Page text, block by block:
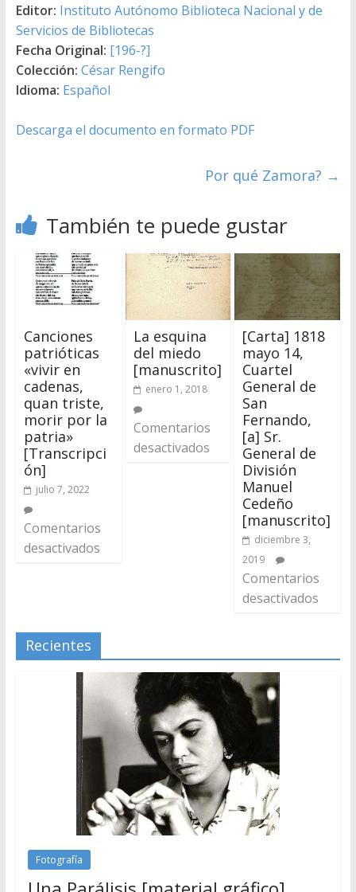
Editor: Instituto Autónomo Biblioteca Nacional y de
Servicios de Bibliotecas
Fecha Original: [196-?]
Colección: César Rengifo
Idioma: Español
Descarga el documento en formato PDF
Por qué Zamora? →
También te puede gustar
Canciones
patrióticas
«vivir en
cadenas,
quan triste,
morir por la
patria»
[Transcripci
ón]
julio 7, 2022
Comentarios
desactivados
La esquina
del miedo
[manuscrito]
enero 1, 2018
Comentarios
desactivados
[Carta] 1818
mayo 14,
Cuartel
General de
San
Fernando,
[a] Sr.
General de
División
Manuel
Cedeño
[manuscrito]
diciembre 3,
2019
Comentarios
desactivados
Recientes
Fotografía